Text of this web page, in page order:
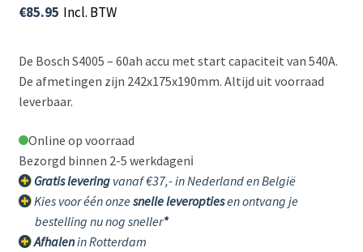
€85.95 Incl. BTW
De Bosch S4005 – 60ah accu met start capaciteit van 540A.
De afmetingen zijn 242x175x190mm. Altijd uit voorraad
leverbaar.
Online op voorraad
Bezorgd binnen 2-5 werkdagenℹ️
Gratis leveringvanaf €37,- in Nederland en België
Kies voor één onze snelle leveroptiesen ontvang je
bestelling nu nog sneller*
Afhalenin Rotterdam